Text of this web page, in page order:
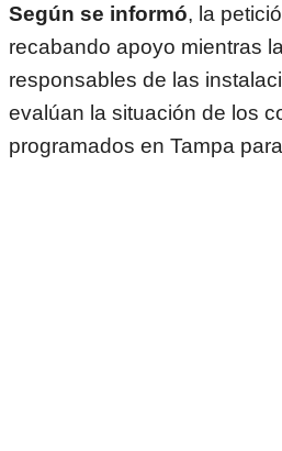
Según se informó, la
recabando apoyo mientras
responsables de las
evalúan la situación de los
programados en Tampa